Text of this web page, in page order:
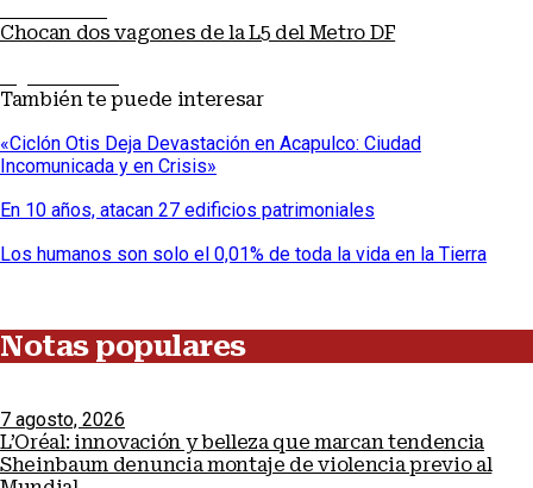
Chocan dos vagones de la L5 del Metro DF
También te puede interesar
«Ciclón Otis Deja Devastación en Acapulco: Ciudad
Incomunicada y en Crisis»
En 10 años, atacan 27 edificios patrimoniales
Los humanos son solo el 0,01% de toda la vida en la Tierra
Notas populares
7 agosto, 2026
L’Oréal: innovación y belleza que marcan tendencia
Sheinbaum denuncia montaje de violencia previo al